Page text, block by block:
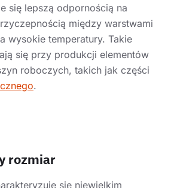
się lepszą odpornością na
między warstwami
wysokie temperatury. Takie
się przy produkcji elementów
roboczych, takich jak części
.
rozmiar
się niewielkim